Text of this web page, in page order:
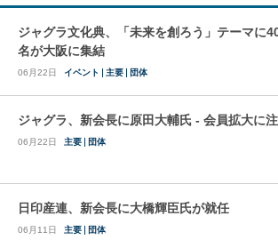
ジャグラ文化典、「未来を創ろう」テーマに
名が大阪に集結
06月22日 イベント 主要 団体
ジャグラ、新会長に原田大輔氏 - 会員拡大に
06月22日 主要 団体
日印産連、新会長に大橋輝臣氏が就任
06月11日 主要 団体